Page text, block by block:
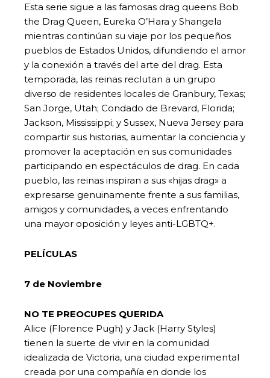
Esta serie sigue a las famosas drag queens Bob
the Drag Queen, Eureka O’Hara y Shangela
mientras continúan su viaje por los pequeños
pueblos de Estados Unidos, difundiendo el amor
y la conexión a través del arte del drag. Esta
temporada, las reinas reclutan a un grupo
diverso de residentes locales de Granbury, Texas;
San Jorge, Utah; Condado de Brevard, Florida;
Jackson, Mississippi; y Sussex, Nueva Jersey para
compartir sus historias, aumentar la conciencia y
promover la aceptación en sus comunidades
participando en espectáculos de drag. En cada
pueblo, las reinas inspiran a sus «hijas drag» a
expresarse genuinamente frente a sus familias,
amigos y comunidades, a veces enfrentando
una mayor oposición y leyes anti-LGBTQ+.
PELÍCULAS
7 de Noviembre
NO TE PREOCUPES QUERIDA
Alice (Florence Pugh) y Jack (Harry Styles)
tienen la suerte de vivir en la comunidad
idealizada de Victoria, una ciudad experimental
creada por una compañía en donde los